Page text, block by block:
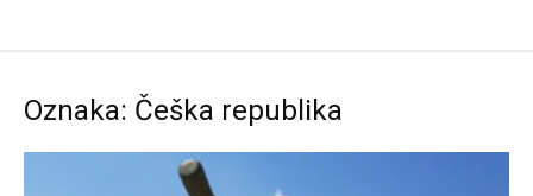
Oznaka: Češka republika